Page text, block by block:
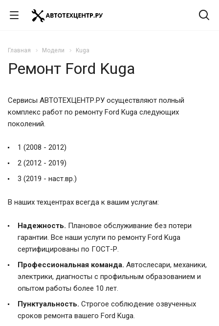
Главная Модели Kuga
Ремонт Ford Kuga
Сервисы АВТОТЕХЦЕНТР.РУ осуществляют полный
комплекс работ по ремонту Ford Kuga следующих
поколений.
1 (2008 - 2012)
2 (2012 - 2019)
3 (2019 - наст.вр.)
В наших техцентрах всегда к вашим услугам:
Надежность. Плановое обслуживание без потери
гарантии. Все наши услуги по ремонту Ford Kuga
сертифицированы по ГОСТ-Р.
Профессиональная команда. Автослесари, механики,
электрики, диагносты с профильным образованием и
опытом работы более 10 лет.
Пунктуальность. Строгое соблюдение озвученных
сроков ремонта вашего Ford Kuga.